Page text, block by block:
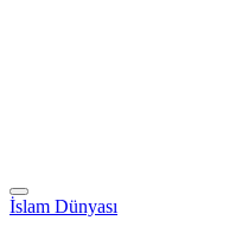
İslam Dünyası